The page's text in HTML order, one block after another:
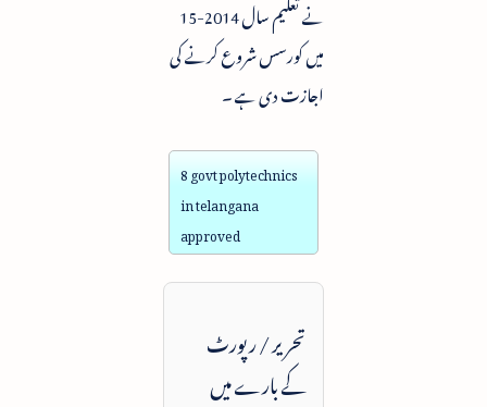
نے تعلیم سال 2014-15
میں کورسس شروع کرنے کی
اجازت دی ہے ۔
8 govt polytechnics
in telangana
approved
تحریر / رپورٹ
کے بارے میں